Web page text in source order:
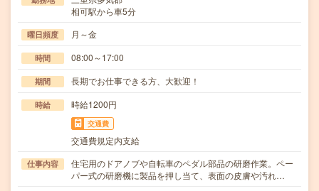
相可駅から車5分
曜日頻度 月～金
時間 08:00～17:00
期間 長期でお仕事できる方、大歓迎！
時給 時給1200円
交通費
交通費規定内支給
仕事内容
住宅用のドアノブや自転車のペダル部品の研磨作業。ペー
パー式の研磨機に製品を押し当て、表面の皮膚や汚れ…